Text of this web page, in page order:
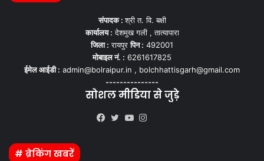
संपादक :श्री त. वि. बक्षी
कार्यालय : देशमुख गली , तात्यापारा
जिला : रायपुरपिन : 492001
मोबाइल नं. : 6261617825
ईमेल आईडी : admin@bolraipur.in , bolchhattisgarh@gmail.com
---------------
सोशल मीडिया से जुड़े
# ब्रेकिंग खबरें